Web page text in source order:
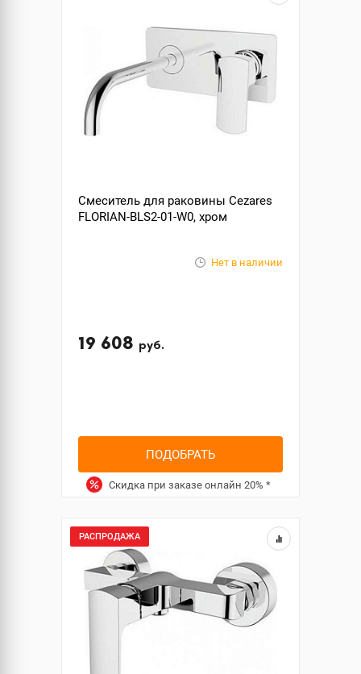
Смеситель для раковины Cezares
FLORIAN-BLS2-01-W0, хром
Нет в наличии
19 608 руб.
ПОДОБРАТЬ
Скидка при заказе онлайн 20% *
РАСПРОДАЖА